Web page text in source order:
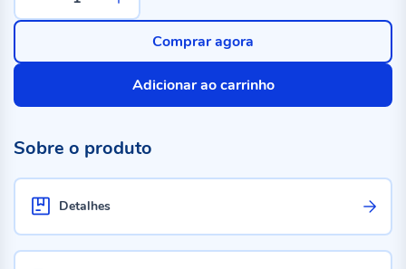
Adicionar ao carrinho
Comprar agora
Sobre o produto
Detalhes